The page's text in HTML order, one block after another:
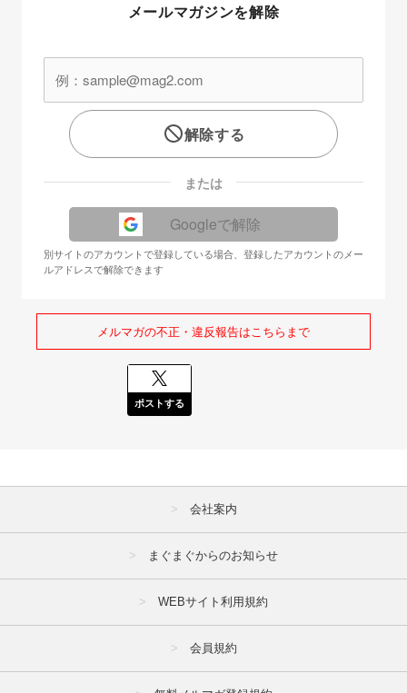
メールマガジンを解除
解除する
または
Googleで解除
別サイトのアカウントで登録している場合、登録したアカウントのメー
ルアドレスで解除できます
メルマガの不正・違反報告はこちらまで
ポストする
会社案内
まぐまぐからのお知らせ
WEBサイト利用規約
会員規約